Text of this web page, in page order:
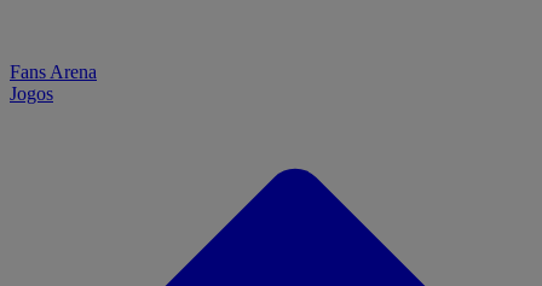
Fans Arena
Jogos